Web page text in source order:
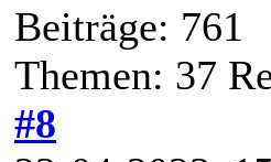
Beiträge: 761
Themen: 37
#8